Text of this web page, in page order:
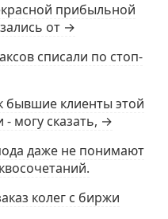
прибыльной
от →
списали по стоп-
бывшие клиенты этой
могу сказать, →
даже не понимают
колег с биржи